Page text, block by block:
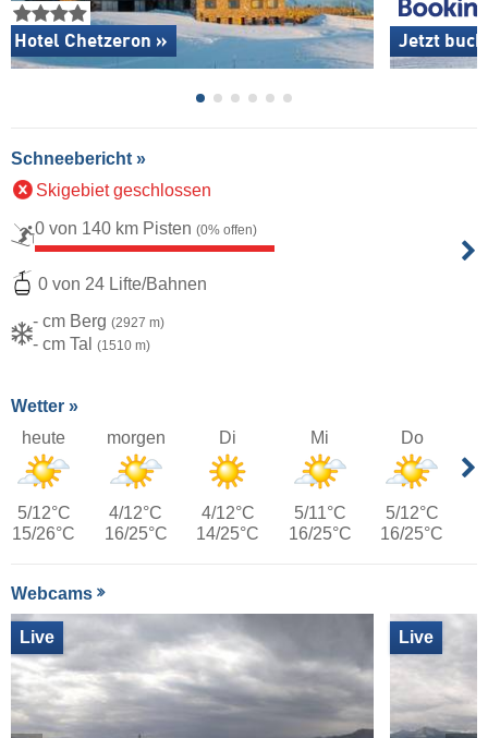
Hotel Chetzeron » Jetzt
Schneebericht »
Skigebiet geschlossen
0 von 140 km Pisten (0% offen)
0 von 24 Lifte/Bahnen
- cm Berg (2927 m)
- cm Tal (1510 m)
Wetter »
heute
5/12°C
15/26°C
morgen
4/12°C
16/25°C
Di
4/12°C
14/25°C
Mi
5/11°C
16/25°C
Do
5/12°C
16/25°C
Webcams
Live Live